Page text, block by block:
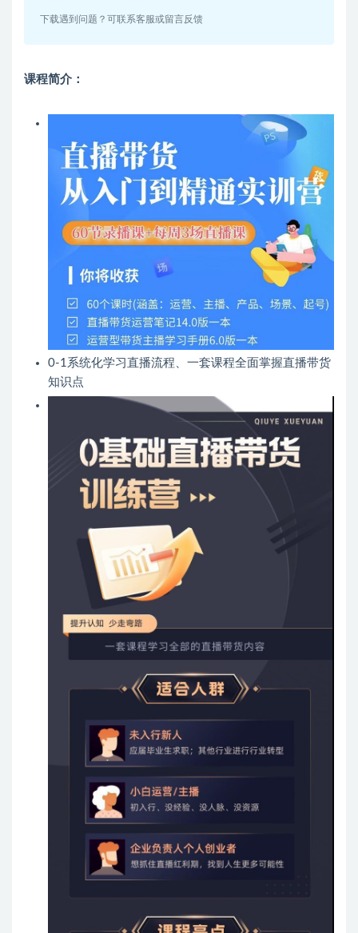
下载遇到问题？可联系客服或留言反馈
课程简介：
0-1系统化学习直播流程、一套课程全面掌握直播带货
知识点